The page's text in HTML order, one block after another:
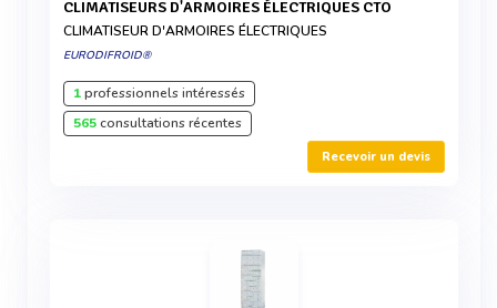
CLIMATISEURS D'ARMOIRES ÉLECTRIQUES CTO
CLIMATISEUR D'ARMOIRES ÉLECTRIQUES
EURODIFROID®
1professionnels intéressés
565consultations récentes
Recevoir un devis